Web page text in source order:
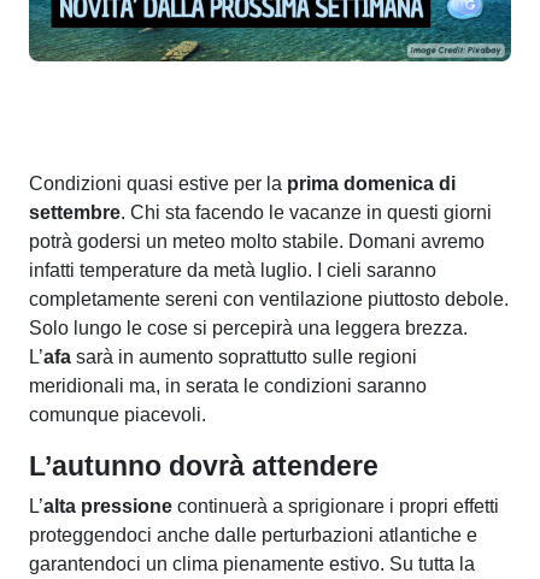
Condizioni quasi estive per la prima domenica di
settembre. Chi sta facendo le vacanze in questi giorni
potrà godersi un meteo molto stabile. Domani avremo
infatti temperature da metà luglio. I cieli saranno
completamente sereni con ventilazione piuttosto debole.
Solo lungo le cose si percepirà una leggera brezza.
L’afa sarà in aumento soprattutto sulle regioni
meridionali ma, in serata le condizioni saranno
comunque piacevoli.
L’autunno dovrà attendere
L’alta pressione continuerà a sprigionare i propri effetti
proteggendoci anche dalle perturbazioni atlantiche e
garantendoci un clima pienamente estivo. Su tutta la